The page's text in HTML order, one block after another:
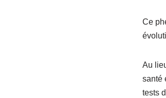
Ce
Au
santé
tests